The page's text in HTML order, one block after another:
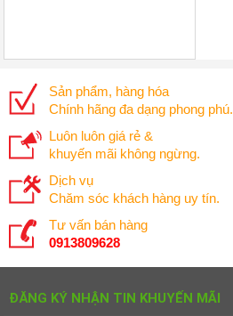
Sản phẩm, hàng hóa
Chính hãng đa dạng phong phú.
Luôn luôn giá rẻ &
khuyến mãi không ngừng.
Dịch vụ
Chăm sóc khách hàng uy tín.
Tư vấn bán hàng
0913809628
ĐĂNG KÝ NHẬN TIN KHUYẾN MÃI